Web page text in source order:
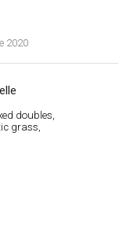
2020
doubles,
grass,